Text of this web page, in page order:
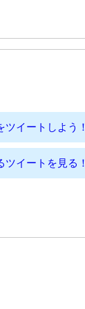
ツイートしよう！
ツイートを見る！